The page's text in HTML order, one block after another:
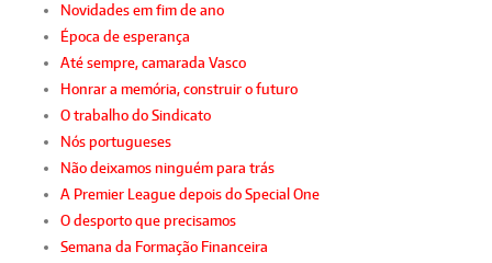
Novidades em fim de ano
Época de esperança
Até sempre, camarada Vasco
Honrar a memória, construir o futuro
O trabalho do Sindicato
Nós portugueses
Não deixamos ninguém para trás
A Premier League depois do Special One
O desporto que precisamos
Semana da Formação Financeira